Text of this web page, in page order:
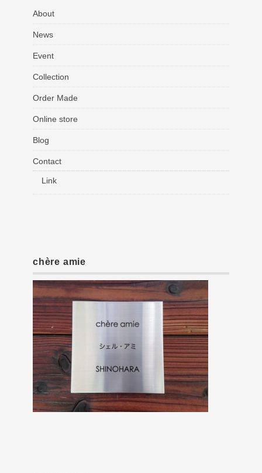
About
News
Event
Collection
Order Made
Online store
Blog
Contact
Link
chère amie